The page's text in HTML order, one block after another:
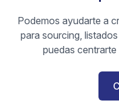
Podemos ayudarte a
para sourcing,
puedas